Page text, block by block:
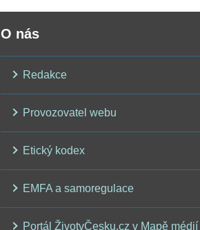
O nás
Redakce
Provozovatel webu
Etický kodex
EMFA a samoregulace
Portál ŽivotvČesku.cz v Mapě médií